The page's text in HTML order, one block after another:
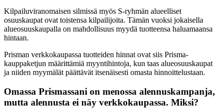
Kilpailuviranomaisen silmissä myös S-ryhmän alueelliset
osuuskaupat ovat toistensa kilpailijoita. Tämän vuoksi jokaisella
alueosuuskaupalla on mahdollisuus myydä tuotteensa haluamaansa
hintaan.
Prisman verkkokaupassa tuotteiden hinnat ovat siis Prisma-
kauppaketjun määrittämiä myyntihintoja, kun taas alueosuuskaupat
ja niiden myymälät päättävät itsenäisesti omasta hinnoittelustaan.
Omassa Prismassani on menossa alennuskampanja,
mutta alennusta ei näy verkkokaupassa. Miksi?